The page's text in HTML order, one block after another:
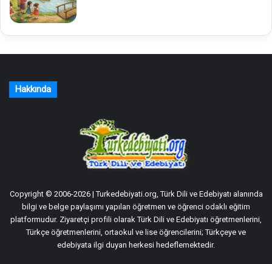
Hakkında
Copyright © 2006-2026 | Turkedebiyati.org, Türk Dili ve Edebiyatı alanında
bilgi ve belge paylaşımı yapılan öğretmen ve öğrenci odaklı eğitim
platformudur. Ziyaretçi profili olarak Türk Dili ve Edebiyatı öğretmenlerini,
Türkçe öğretmenlerini, ortaokul ve lise öğrencilerini; Türkçeye ve
edebiyata ilgi duyan herkesi hedeflemektedir.